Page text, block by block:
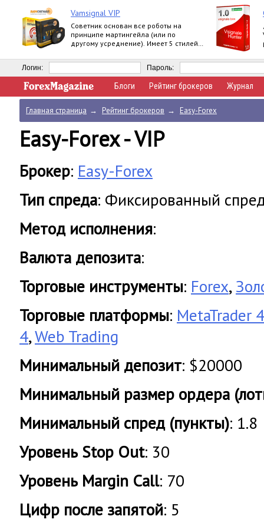
Vamsignal VIP
Советник основан все роботы на
принципе мартингейла (или по
другому усреднение). Имеет 5 стилей
Логин: Пароль:
Блоги Рейтинг брокеров Журнал
Главная страница → Рейтинг брокеров → Easy-Forex
Easy-Forex - VIP
Брокер: Easy-Forex
Тип спреда: Фиксированный
Метод исполнения:
Валюта депозита:
Торговые инструменты: Forex,
Торговые платформы: MetaTrader
4,Web Trading
Минимальный депозит: $20000
Минимальный размер ордера
Минимальный спред (пункты): 1.8
Уровень Stop Out: 30
Уровень Margin Call: 70
Цифр после запятой: 5